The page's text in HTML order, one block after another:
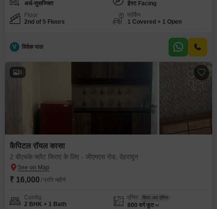
अर्ध-सुसज्जित
ईस्ट Facing
Floor
2nd of 5 Floors
पार्किंग
1 Covered + 1 Open
V विवेक पाल
8
कैपिटल रॉयल कासा
2 बीएचके फ्लैट किराए के लिए - जीएमएस रोड, देहरादून
₹ 16,000 / प्रति महीने
Config
2 BHK + 1 Bath
एरिया बिल्ट-अप एरिया
800 वर्ग फुट